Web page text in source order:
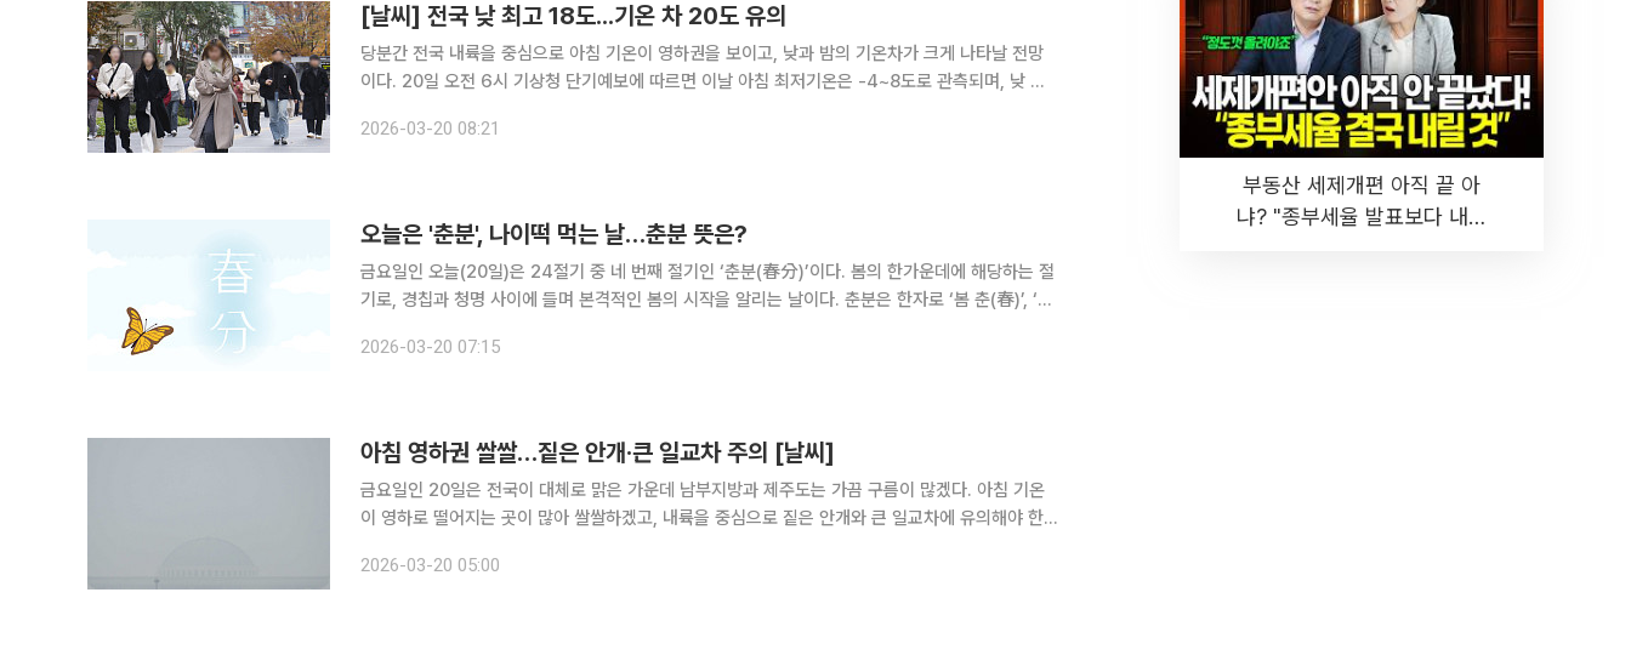
[날씨] 전국 낮 최고 18도...기온 차 20도 유의
당분간 전국 내륙을 중심으로 아침 기온이 영하권을 보이고, 낮과 밤의 기온차가 크게 나타날 전망
이다. 20일 오전 6시 기상청 단기예보에 따르면 이날 아침 최저기온은 -4~8도로 관측되며, 낮 최
심으로 서리가 내리는 곳이 있어 농작물 관리에 주의가 필요하
2026-03-20 08:21
오늘은 '춘분', 나이떡 먹는 날…춘분 뜻은?
금요일인 오늘(20일)은 24절기 중 네 번째 절기인 ‘춘분(春分)’이다. 봄의 한가운데에 해당하는 절
기로, 경칩과 청명 사이에 들며 본격적인 봄의 시작을 알리는 날이다. 춘분은 한자로 ‘봄 춘(春)’, ‘나
도를 통과하는 시점, 즉 태양 황경이 0도가
2026-03-20 07:15
아침 영하권 쌀쌀…짙은 안개·큰 일교차 주의 [날씨]
금요일인 20일은 전국이 대체로 맑은 가운데 남부지방과 제주도는 가끔 구름이 많겠다. 아침 기온
이 영하로 떨어지는 곳이 많아 쌀쌀하겠고, 내륙을 중심으로 짙은 안개와 큰 일교차에 유의해야 한
2026-03-20 05:00
부동산 세제개편 아직 끝 아
냐? "종부세율 발표보다 내릴